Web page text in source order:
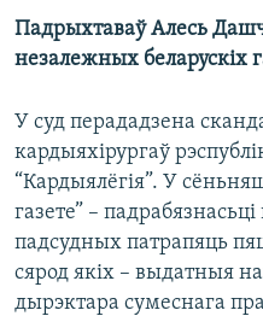
пошукуБЕЛАРУСЫ НА ВАЙНЕ
КУЛЬТУРА
КАЛЯНДАР
АЎДЫЁКНІГІ
МОВА
НА ХВАЛЯХ СВАБОДЫ
TWITTER
Падрыхтаваў Алесь
незалежных беларускіх
У суд перададзена
кардыяхірургаў
“Кардыялёгія”. У
газете” –
падсудных патрапяць
сярод якіх – выдатныя
дырэктара сумеснага